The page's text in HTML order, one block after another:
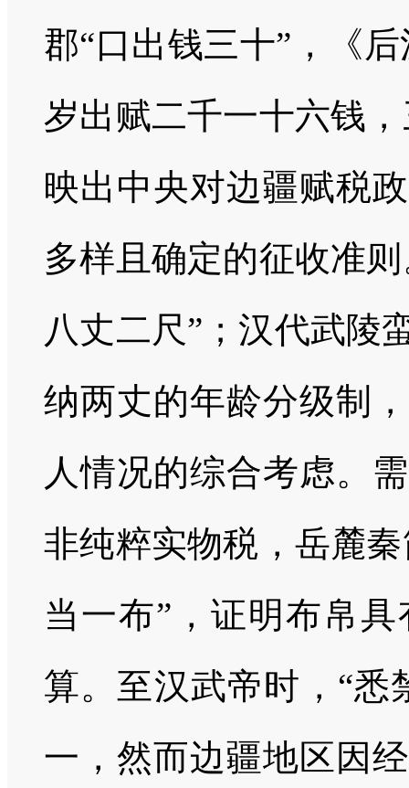
郡“口出钱三十”，《
岁出赋二千一十六钱
映出中央对边疆赋税
多样且确定的征收准
八丈二尺”；汉代武陵
纳两丈的年龄分级制
人情况的综合考虑。
非纯粹实物税，岳麓
当一布”，证明布帛
算。至汉武帝时，“悉
一，然而边疆地区因